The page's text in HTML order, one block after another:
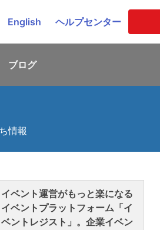
English ヘルプセンター
ブログ
情報
イベント運営がもっと楽になる
イベントプラットフォーム「イ
ベントレジスト」。企業イベン